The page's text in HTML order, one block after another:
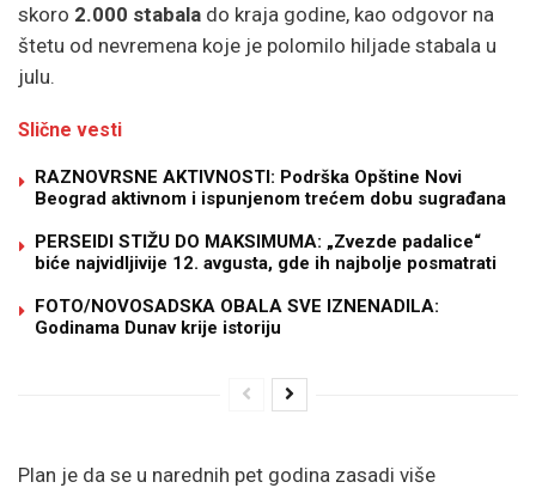
skoro 2.000 stabala do kraja godine, kao odgovor na
štetu od nevremena koje je polomilo hiljade stabala u
julu.
Slične vesti
RAZNOVRSNE AKTIVNOSTI: Podrška Opštine Novi
Beograd aktivnom i ispunjenom trećem dobu sugrađana
PERSEIDI STIŽU DO MAKSIMUMA: „Zvezde padalice“
biće najvidljivije 12. avgusta, gde ih najbolje posmatrati
FOTO/NOVOSADSKA OBALA SVE IZNENADILA:
Godinama Dunav krije istoriju
Plan je da se u narednih pet godina zasadi više